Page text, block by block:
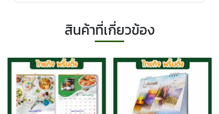
สินค้าที่เกี่ยวข้อง